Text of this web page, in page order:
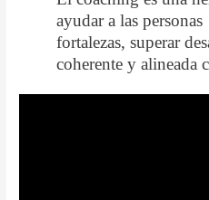
ayudar a las
fortalezas, superar
coherente y alineada